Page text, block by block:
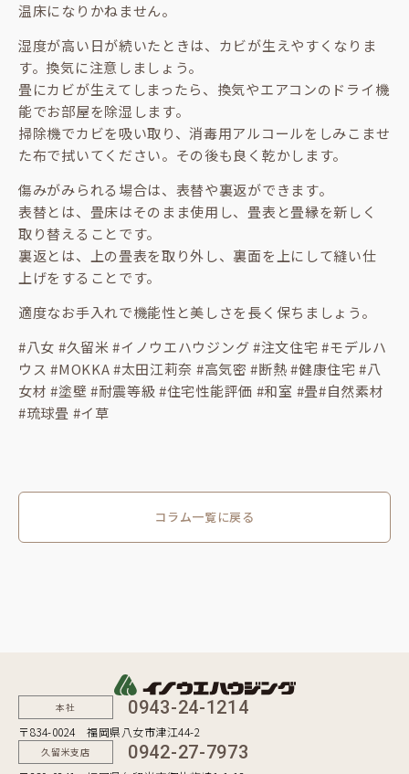
温床になりかねません。
湿度が高い日が続いたときは、カビが生えやすくなりま
す。換気に注意しましょう。
畳にカビが生えてしまったら、換気やエアコンのドライ機
能でお部屋を除湿します。
掃除機でカビを吸い取り、消毒用アルコールをしみこませ
た布で拭いてください。その後も良く乾かします。
傷みがみられる場合は、表替や裏返ができます。
表替とは、畳床はそのまま使用し、畳表と畳縁を新しく
取り替えることです。
裏返とは、上の畳表を取り外し、裏面を上にして縫い仕
上げをすることです。
適度なお手入れで機能性と美しさを長く保ちましょう。
#八女 #久留米 #イノウエハウジング #注文住宅 #モデルハ
ウス #MOKKA #太田江莉奈 #高気密 #断熱 #健康住宅 #八
女材 #塗壁 #耐震等級 #住宅性能評価 #和室 #畳#自然素材
#琉球畳 #イ草
コラム一覧に戻る
本社 0943-24-1214
〒834-0024 福岡県八女市津江44-2
久留米支店 0942-27-7973